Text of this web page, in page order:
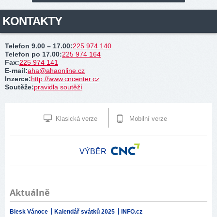
KONTAKTY
Telefon 9.00 – 17.00:225 974 140
Telefon po 17.00:225 974 164
Fax:225 974 141
E-mail:aha@ahaonline.cz
Inzerce:http://www.cncenter.cz
Soutěže:pravidla soutěží
Klasická verze Mobilní verze
VÝBĚR
Aktuálně
Blesk Vánoce Kalendář svátků 2025 INFO.cz